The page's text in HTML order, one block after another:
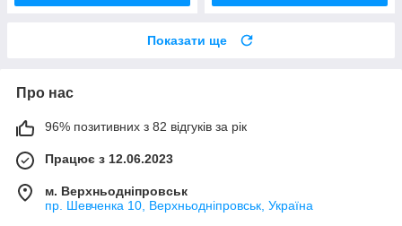
Показати ще
Про нас
96% позитивних з 82 відгуків за рік
Працює з 12.06.2023
м. Верхньодніпровськ
пр. Шевченка 10, Верхньодніпровськ, Україна